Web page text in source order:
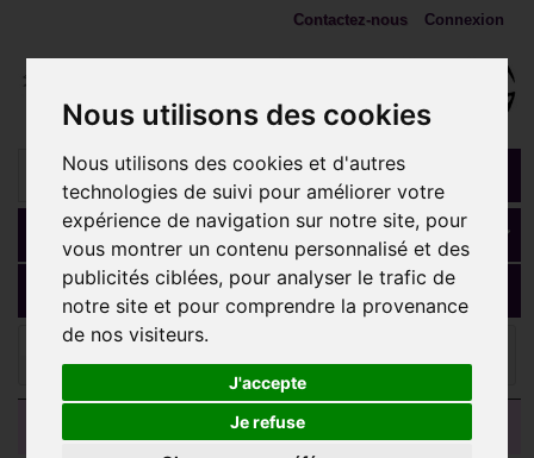
Nous utilisons des cookies
Nous utilisons des cookies et d'autres
technologies de suivi pour améliorer votre
expérience de navigation sur notre site, pour
vous montrer un contenu personnalisé et des
publicités ciblées, pour analyser le trafic de
notre site et pour comprendre la provenance
de nos visiteurs.
J'accepte
Je refuse
Connexion
Contactez-nous
Panier (vide)
MENU
Ecarteurs, plugs, tunnels
pour tunnel oreille acier doré or fin gros diamètre GPTNA 08